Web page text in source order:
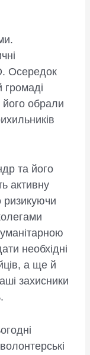
Осередок
обрали
та його
активну
ризикуючи
необхідні
а ще й
захисники